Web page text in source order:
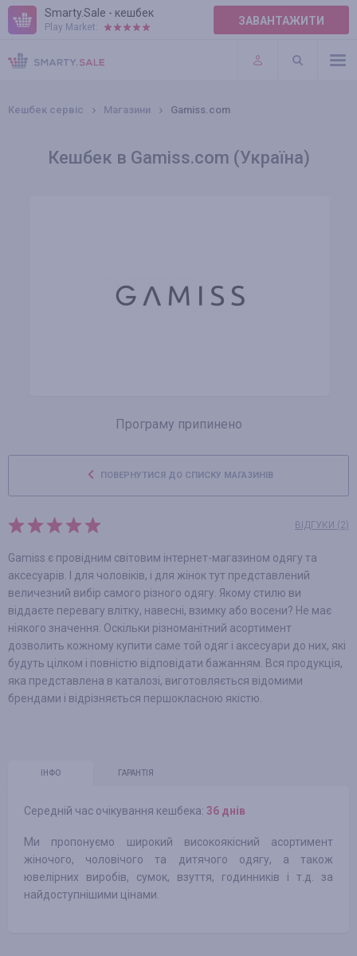
Smarty.Sale - кешбек
Play Market: ЗАВАНТАЖИТИ
ПРАВИЛА
ПЛАГІНИ
Кешбек сервіс Магазини Gamiss.com
Кешбек в Gamiss.com (Україна)
Програму припинено
ПОВЕРНУТИСЯ ДО СПИСКУ МАГАЗИНІВ
ВІДГУКИ (2)
Gamiss є провідним світовим інтернет-магазином одягу та
аксесуарів. І для чоловіків, і для жінок тут представлений
величезний вибір самого різного одягу. Якому стилю ви
віддаєте перевагу влітку, навесні, взимку або восени? Не має
ніякого значення. Оскільки різноманітний асортимент
дозволить кожному купити саме той одяг і аксесуари до них, які
будуть цілком і повністю відповідати бажанням. Вся продукція,
яка представлена в каталозі, виготовляється відомими
брендами і відрізняється першокласною якістю.
ІНФО ГАРАНТІЯ
Середній час очікування кешбека: 36 днів
Ми пропонуємо широкий високоякісний асортимент
жіночого, чоловічого та дитячого одягу, а також
ювелірних виробів, сумок, взуття, годинників і т.д. за
найдоступнішими цінами.